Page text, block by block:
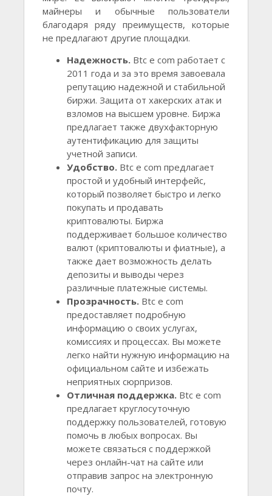
майнеры и обычные пользователи
благодаря ряду преимуществ, которые
не предлагают другие площадки.
Надежность. Btc e com работает с
2011 года и за это время завоевала
репутацию надежной и стабильной
биржи. Защита от хакерских атак и
взломов на высшем уровне. Биржа
предлагает также двухфакторную
аутентификацию для защиты
учетной записи.
Удобство. Btc e com предлагает
простой и удобный интерфейс,
который позволяет быстро и легко
покупать и продавать
криптовалюты. Биржа
поддерживает большое количество
валют (криптовалюты и фиатные), а
также дает возможность делать
депозиты и выводы через
различные платежные системы.
Прозрачность. Btc e com
предоставляет подробную
информацию о своих услугах,
комиссиях и процессах. Вы можете
легко найти нужную информацию на
официальном сайте и избежать
неприятных сюрпризов.
Отличная поддержка. Btc e com
предлагает круглосуточную
поддержку пользователей, готовую
помочь в любых вопросах. Вы
можете связаться с поддержкой
через онлайн-чат на сайте или
отправив запрос на электронную
почту.